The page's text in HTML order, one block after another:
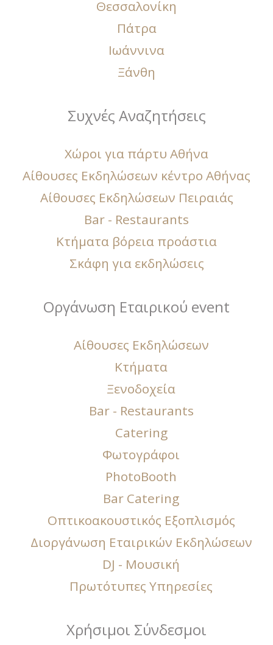
Θεσσαλονίκη
Πάτρα
Ιωάννινα
Ξάνθη
Συχνές Αναζητήσεις
Χώροι για πάρτυ Αθήνα
Αίθουσες Εκδηλώσεων κέντρο Αθήνας
Αίθουσες Εκδηλώσεων Πειραιάς
Bar - Restaurants
Κτήματα βόρεια προάστια
Σκάφη για εκδηλώσεις
Οργάνωση Εταιρικού event
Αίθουσες Εκδηλώσεων
Κτήματα
Ξενοδοχεία
Bar - Restaurants
Catering
Φωτογράφοι
PhotoBooth
Bar Catering
Οπτικοακουστικός Εξοπλισμός
Διοργάνωση Εταιρικών Εκδηλώσεων
DJ - Μουσική
Πρωτότυπες Υπηρεσίες
Χρήσιμοι Σύνδεσμοι